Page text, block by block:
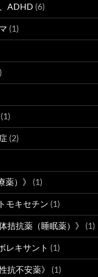
ADHD (6)
(1)
(1)
(2)
薬）》 (1)
モキセチン (1)
拮抗薬（睡眠薬）》 (1)
レキサント (1)
抗不安薬》 (1)